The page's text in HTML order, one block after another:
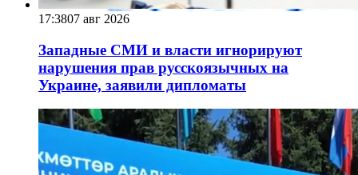
17:3807 авг 2026
Западные СМИ и власти игнорируют
нарушения прав русскоязычных на
Украине, заявили дипломаты